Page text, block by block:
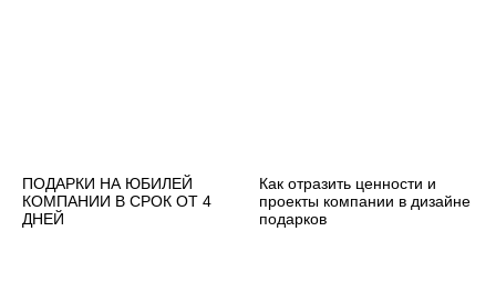
ПОДАРКИ НА ЮБИЛЕЙ
КОМПАНИИ В СРОК ОТ 4
ДНЕЙ
Как отразить ценности и
проекты компании в дизайне
подарков